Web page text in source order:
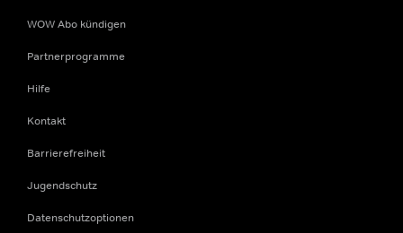
WOW Abo kündigen
Partnerprogramme
Hilfe
Kontakt
Barrierefreiheit
Jugendschutz
Datenschutzoptionen